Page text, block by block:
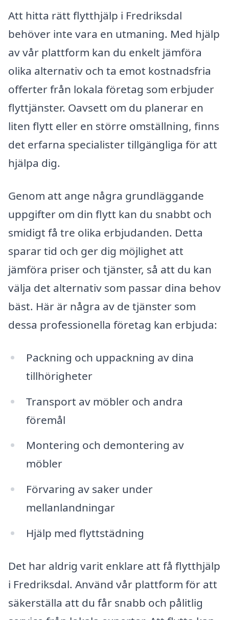
Att hitta rätt flytthjälp i Fredriksdal
behöver inte vara en utmaning. Med hjälp
av vår plattform kan du enkelt jämföra
olika alternativ och ta emot kostnadsfria
offerter från lokala företag som erbjuder
flyttjänster. Oavsett om du planerar en
liten flytt eller en större omställning, finns
det erfarna specialister tillgängliga för att
hjälpa dig.
Genom att ange några grundläggande
uppgifter om din flytt kan du snabbt och
smidigt få tre olika erbjudanden. Detta
sparar tid och ger dig möjlighet att
jämföra priser och tjänster, så att du kan
välja det alternativ som passar dina behov
bäst. Här är några av de tjänster som
dessa professionella företag kan erbjuda:
Packning och uppackning av dina
tillhörigheter
Transport av möbler och andra
föremål
Montering och demontering av
möbler
Förvaring av saker under
mellanlandningar
Hjälp med flyttstädning
Det har aldrig varit enklare att få flytthjälp
i Fredriksdal. Använd vår plattform för att
säkerställa att du får snabb och pålitlig